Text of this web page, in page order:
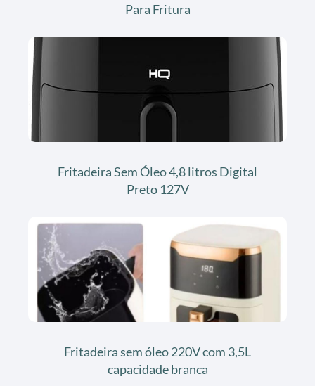
Para Fritura
Fritadeira Sem Óleo 4,8 litros Digital
Preto 127V
Fritadeira sem óleo 220V com 3,5L
capacidade branca